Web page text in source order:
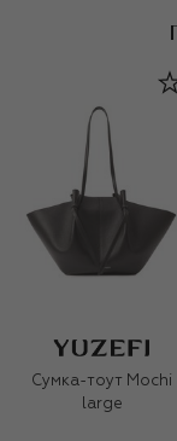
Сумка-тоут Mochi
large